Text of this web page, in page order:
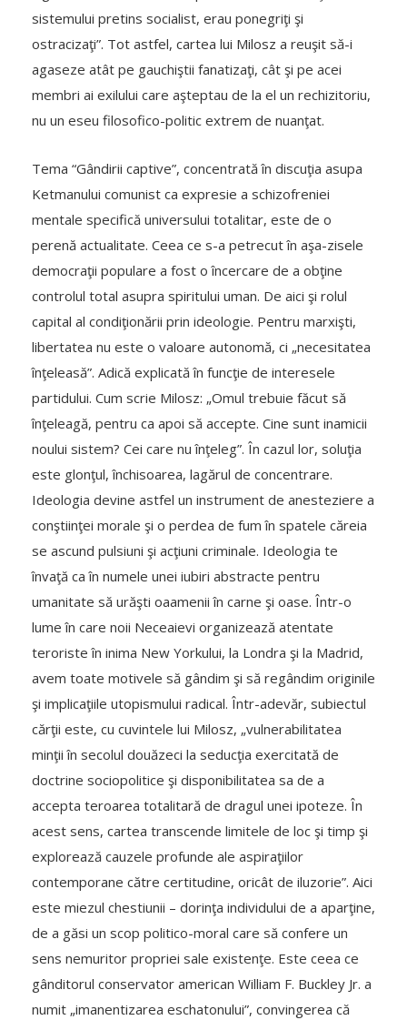
sistemului pretins socialist, erau ponegriţi şi
ostracizaţi”. Tot astfel, cartea lui Milosz a reuşit să-i
agaseze atât pe gauchiştii fanatizaţi, cât şi pe acei
membri ai exilului care aşteptau de la el un rechizitoriu,
nu un eseu filosofico-politic extrem de nuanţat.
Tema “Gândirii captive”, concentrată în discuţia asupa
Ketmanului comunist ca expresie a schizofreniei
mentale specifică universului totalitar, este de o
perenă actualitate. Ceea ce s-a petrecut în aşa-zisele
democraţii populare a fost o încercare de a obţine
controlul total asupra spiritului uman. De aici şi rolul
capital al condiţionării prin ideologie. Pentru marxişti,
libertatea nu este o valoare autonomă, ci „necesitatea
înţeleasă”. Adică explicată în funcţie de interesele
partidului. Cum scrie Milosz: „Omul trebuie făcut să
înţeleagă, pentru ca apoi să accepte. Cine sunt inamicii
noului sistem? Cei care nu înţeleg”. În cazul lor, soluţia
este glonţul, închisoarea, lagărul de concentrare.
Ideologia devine astfel un instrument de anesteziere a
conştiinţei morale şi o perdea de fum în spatele căreia
se ascund pulsiuni şi acţiuni criminale. Ideologia te
învaţă ca în numele unei iubiri abstracte pentru
umanitate să urăşti oaamenii în carne şi oase. Într-o
lume în care noii Neceaievi organizează atentate
teroriste în inima New Yorkului, la Londra şi la Madrid,
avem toate motivele să gândim şi să regândim originile
şi implicaţiile utopismului radical. Într-adevăr, subiectul
cărţii este, cu cuvintele lui Milosz, „vulnerabilitatea
minţii în secolul douăzeci la seducţia exercitată de
doctrine sociopolitice şi disponibilitatea sa de a
accepta teroarea totalitară de dragul unei ipoteze. În
acest sens, cartea transcende limitele de loc şi timp şi
explorează cauzele profunde ale aspiraţiilor
contemporane către certitudine, oricât de iluzorie”. Aici
este miezul chestiunii – dorinţa individului de a aparţine,
de a găsi un scop politico-moral care să confere un
sens nemuritor propriei sale existenţe. Este ceea ce
gânditorul conservator american William F. Buckley Jr. a
numit „imanentizarea eschatonului”, convingerea că